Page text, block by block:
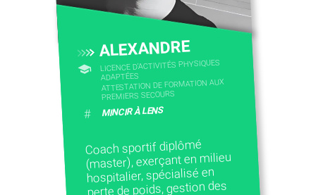
ALEXANDRE
LICENCE D’ACTIVITÉS PHYSIQUES
ADAPTÉES
ATTESTATION DE FORMATION AUX
PREMIERS SECOURS
# MINCIR À LENS
Coach sportif diplômé
(master), exerçant en milieu
hospitalier, spécialisé en
perte de poids, gestion des